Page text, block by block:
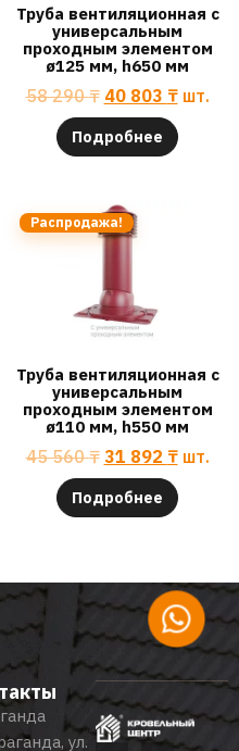
Труба вентиляционная с
универсальным
проходным элементом
ø125 мм, h650 мм
58 290₸ 40 803 ₸ шт.
Подробнее
Распродажа!
Труба вентиляционная с
универсальным
проходным элементом
ø110 мм, h550 мм
45 560₸ 31 892 ₸ шт.
Подробнее
ул.